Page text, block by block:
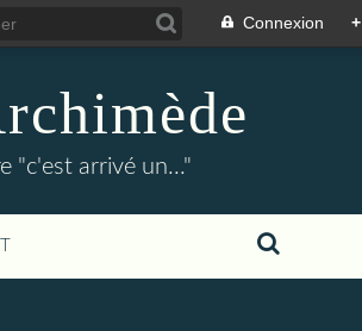
Connexion +
"c'est arrivé un..."